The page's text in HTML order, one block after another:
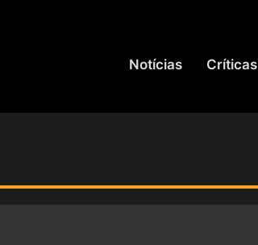
Notícias Críticas